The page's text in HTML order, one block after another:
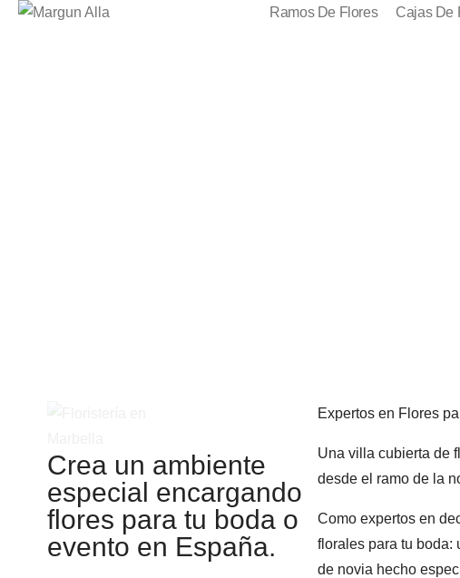
Ramos De Flores Cajas De
Crea un ambiente
especial encargando
flores para tu boda o
evento en España.
Expertos en Flores
Una villa cubierta de
desde el ramo de la
Como expertos en
florales para tu boda:
de novia hecho